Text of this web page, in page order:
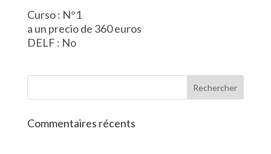
Curso : N°1
a un precio de 360 euros
DELF : No
Commentaires récents